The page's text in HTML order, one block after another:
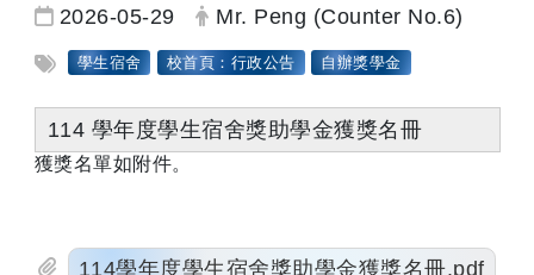
日期：
2026-05-29 發布者：
Mr. Peng (Counter No.6)
標籤：
學生宿舍 校首頁：行政公告 自辦獎學金
114 學年度學生宿舍獎助學金獲獎名冊
獲獎名單如附件。
114學年度學生宿舍獎助學金獲獎名冊.pdf